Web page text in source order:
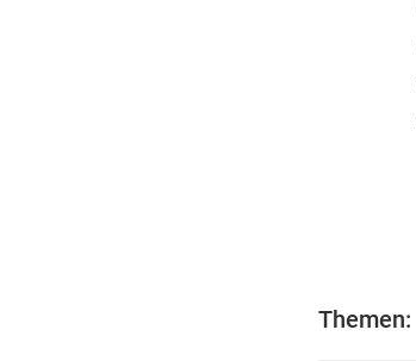
Themen: